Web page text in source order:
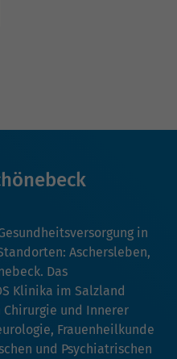
in
Aschersleben,
Das
Klinika im Salzland
und Innerer
Frauenheilkunde
und Psychiatrischen